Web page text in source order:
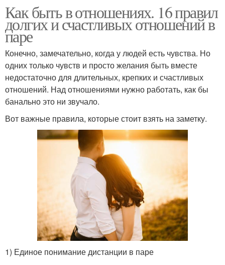
Как быть в отношениях. 16 правил
долгих и счастливых отношений в
паре
Конечно, замечательно, когда у людей есть чувства. Но
одних только чувств и просто желания быть вместе
недостаточно для длительных, крепких и счастливых
отношений. Над отношениями нужно работать, как бы
банально это ни звучало.
Вот важные правила, которые стоит взять на заметку.
1) Единое понимание дистанции в паре